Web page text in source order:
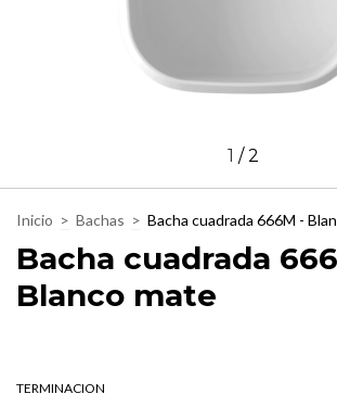
1 /2
Inicio > Bachas > Bacha cuadrada 666M -
Bacha cuadrada
Blanco mate
TERMINACION